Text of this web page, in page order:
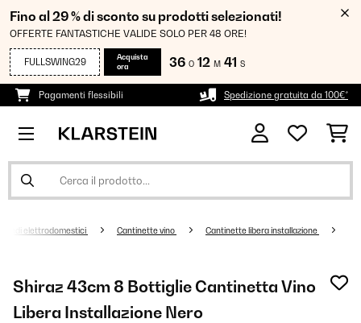
Fino al 29 % di sconto su prodotti selezionati!
OFFERTE FANTASTICHE VALIDE SOLO PER 48 ORE!
FULLSWING29
Acquista
ora
36 O 12 M 41 S
Pagamenti flessibili Spedizione gratuita da 100€*
elettrodomestici Cantinette vino Cantinette libera installazione
Shiraz 43cm 8 Bottiglie Cantinetta Vino
Libera Installazione​ Nero